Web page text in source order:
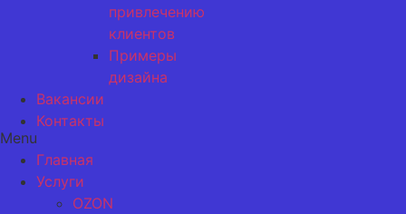
привлечению
клиентов
Примеры
дизайна
Вакансии
Контакты
Menu
Главная
Услуги
OZON